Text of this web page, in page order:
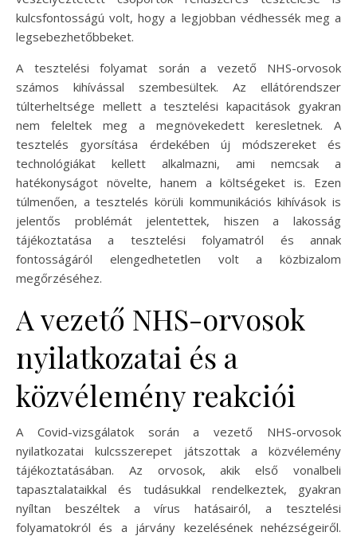
kulcsfontosságú volt, hogy a legjobban védhessék meg a
legsebezhetőbbeket.
A tesztelési folyamat során a vezető NHS-orvosok
számos kihívással szembesültek. Az ellátórendszer
túlterheltsége mellett a tesztelési kapacitások gyakran
nem feleltek meg a megnövekedett keresletnek. A
tesztelés gyorsítása érdekében új módszereket és
technológiákat kellett alkalmazni, ami nemcsak a
hatékonyságot növelte, hanem a költségeket is. Ezen
túlmenően, a tesztelés körüli kommunikációs kihívások is
jelentős problémát jelentettek, hiszen a lakosság
tájékoztatása a tesztelési folyamatról és annak
fontosságáról elengedhetetlen volt a közbizalom
megőrzéséhez.
A vezető NHS-orvosok
nyilatkozatai és a
közvélemény reakciói
A Covid-vizsgálatok során a vezető NHS-orvosok
nyilatkozatai kulcsszerepet játszottak a közvélemény
tájékoztatásában. Az orvosok, akik első vonalbeli
tapasztalataikkal és tudásukkal rendelkeztek, gyakran
nyíltan beszéltek a vírus hatásairól, a tesztelési
folyamatokról és a járvány kezelésének nehézségeiről.